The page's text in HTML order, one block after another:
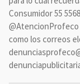
Consumidor 55
como los correos